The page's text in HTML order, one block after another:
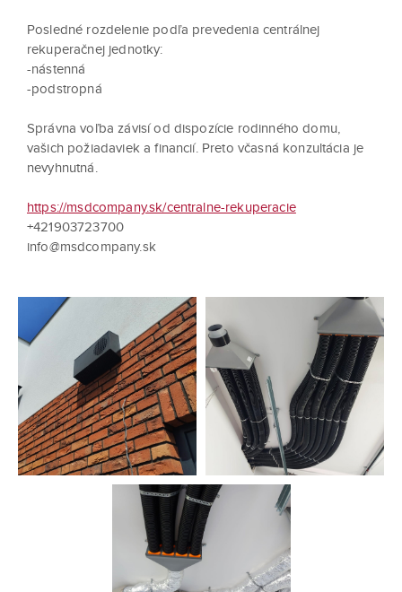
Posledné rozdelenie podľa prevedenia centrálnej
rekuperačnej jednotky:
-nástenná
-podstropná
Správna voľba závisí od dispozície rodinného domu,
vašich požiadaviek a financií. Preto včasná konzultácia je
nevyhnutná.
https://msdcompany.sk/centralne-rekuperacie
+421903723700
info@msdcompany.sk